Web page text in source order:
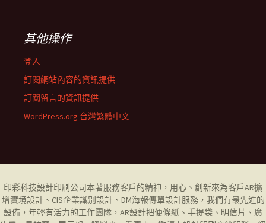
其他操作
登入
訂閱網站內容的資訊提供
訂閱留言的資訊提供
WordPress.org 台灣繁體中文
印彩科技設計印刷公司本著服務客戶的精神，用心、創新來為客戶AR擴
增實境設計、CIS企業識別設計、DM海報傳單設計服務，我們有最先進的
設備，年輕有活力的工作團隊，AR設計把便條紙、手提袋、明信片、廣